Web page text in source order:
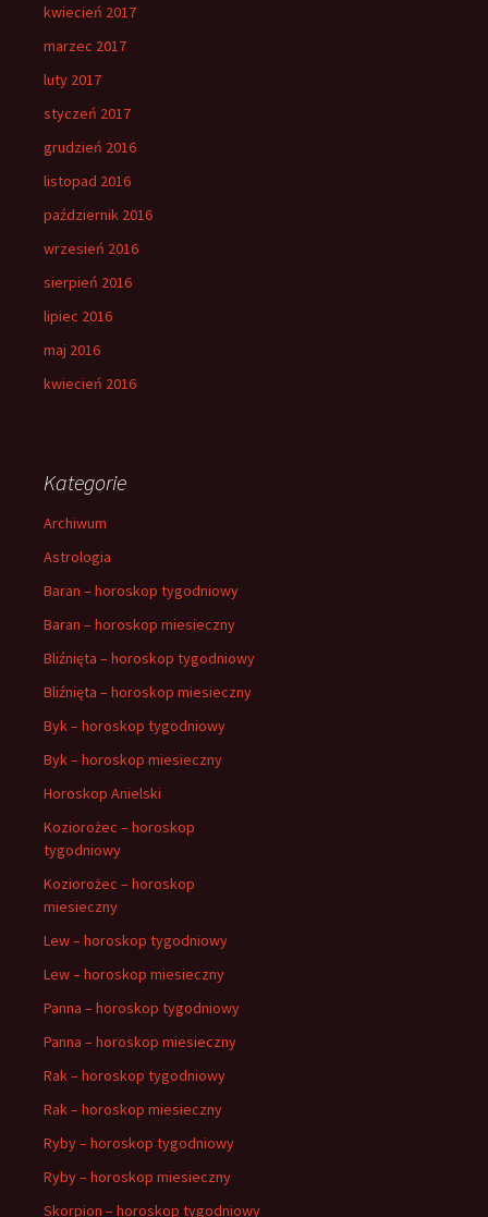
kwiecień 2017
marzec 2017
luty 2017
styczeń 2017
grudzień 2016
listopad 2016
październik 2016
wrzesień 2016
sierpień 2016
lipiec 2016
maj 2016
kwiecień 2016
Kategorie
Archiwum
Astrologia
Baran – horoskop tygodniowy
Baran – horoskop miesieczny
Bliźnięta – horoskop tygodniowy
Bliźnięta – horoskop miesieczny
Byk – horoskop tygodniowy
Byk – horoskop miesieczny
Horoskop Anielski
Koziorożec – horoskop
tygodniowy
Koziorożec – horoskop
miesieczny
Lew – horoskop tygodniowy
Lew – horoskop miesieczny
Panna – horoskop tygodniowy
Panna – horoskop miesieczny
Rak – horoskop tygodniowy
Rak – horoskop miesieczny
Ryby – horoskop tygodniowy
Ryby – horoskop miesieczny
Skorpion – horoskop tygodniowy